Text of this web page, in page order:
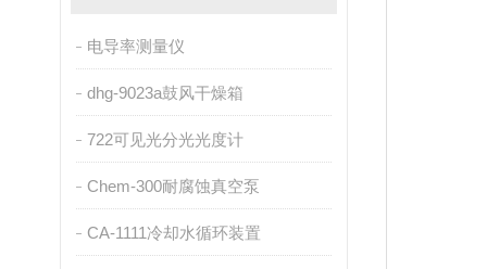
电导率测量仪
dhg-9023a鼓风干燥箱
722可见光分光光度计
Chem-300耐腐蚀真空泵
CA-1111冷却水循环装置